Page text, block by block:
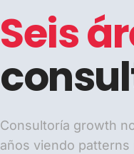
Seis
Consultoría growth
años viendo